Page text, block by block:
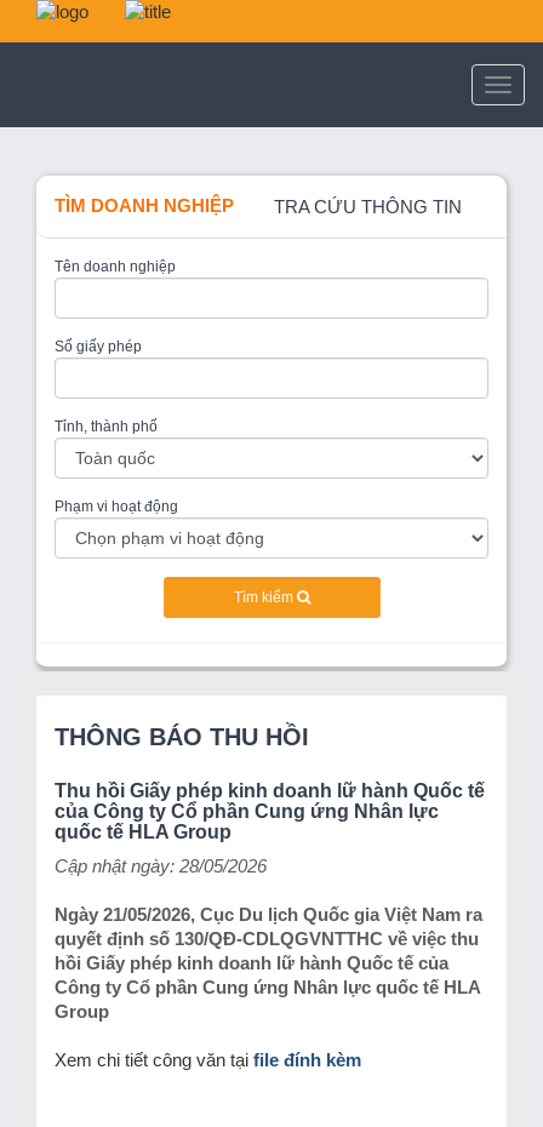
TÌM DOANH NGHIỆP TRA CỨU THÔNG TIN
Tên doanh nghiệp
Số giấy phép
Tỉnh, thành phố
Phạm vi hoạt động
Tìm kiếm
THÔNG BÁO THU HỒI
Thu hồi Giấy phép kinh doanh lữ hành Quốc tế
của Công ty Cổ phần Cung ứng Nhân lực
quốc tế HLA Group
Cập nhật ngày: 28/05/2026
Ngày 21/05/2026, Cục Du lịch Quốc gia Việt Nam ra
quyết định số 130/QĐ-CDLQGVNTTHC về việc thu
hồi Giấy phép kinh doanh lữ hành Quốc tế của
Công ty Cổ phần Cung ứng Nhân lực quốc tế HLA
Group
Xem chi tiết công văn tại file đính kèm